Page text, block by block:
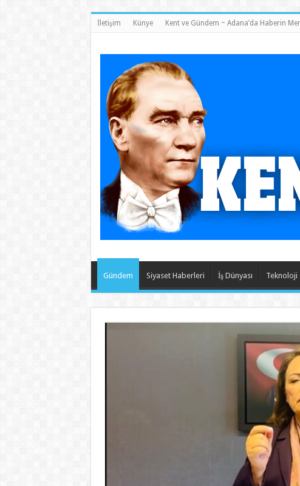
İletişim Künye Kent ve Gündem ~ Adana’da Haberin
Gündem Siyaset Haberleri İş Dünyası Teknoloji